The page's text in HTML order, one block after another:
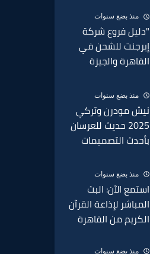
عنها وطريقة مكان
الدمغة في السبائك
2025
منذ بضع سنوات
"دليل فروع شركة
إيرجنت للشحن في
القاهرة والجيزة
2025 – عناوين
وأرقام التواصل"
منذ بضع سنوات
نيش مودرن وتركي
2025 حديث للعرسان
بأحدث التصميمات
منذ بضع سنوات
استمع الآن: البث
المباشر لإذاعة القرآن
الكريم من القاهرة
منذ بضع سنوات